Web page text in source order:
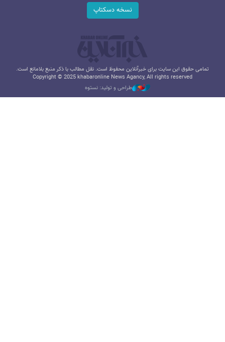
نسخه دسکتاپ
تمامی حقوق این سایت برای خبرآنلاین محفوظ است. نقل مطالب با ذکر منبع بلامانع است.
Copyright © 2025 khabaronline News Agancy, All rights reserved
طراحی و تولید: نستوه